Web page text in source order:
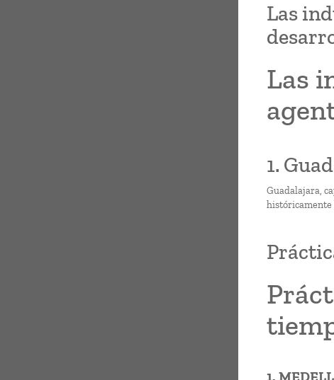
Las
Las
1.
Guadalajara,
históricamente
1.